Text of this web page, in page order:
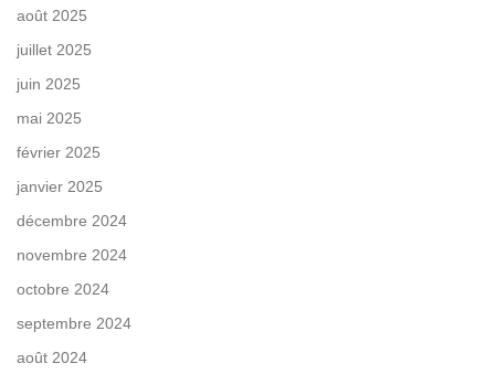
août 2025
juillet 2025
juin 2025
mai 2025
février 2025
janvier 2025
décembre 2024
novembre 2024
octobre 2024
septembre 2024
août 2024